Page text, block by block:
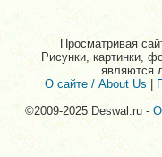
Просматривая
Рисунки, картинки,
являются
О сайте / About Us
©2009-2025 Deswal.ru -